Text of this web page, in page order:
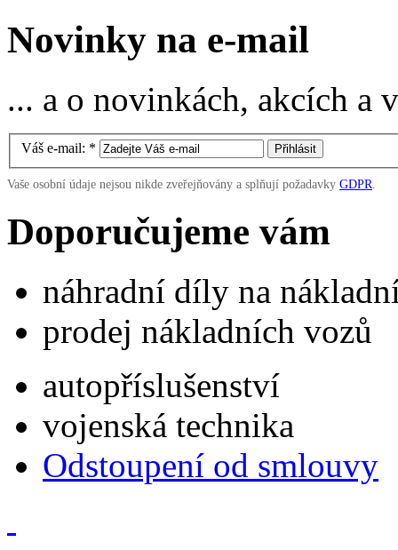
Novinky na e-mail
... a o novinkách, akcích
Váš e-mail: *
Vaše osobní údaje nejsou nikde zveřejňovány a splňují požadavky GDPR.
Doporučujeme vám
náhradní díly na
prodej nákladních vozů
autopříslušenství
vojenská technika
Odstoupení od smlouvy